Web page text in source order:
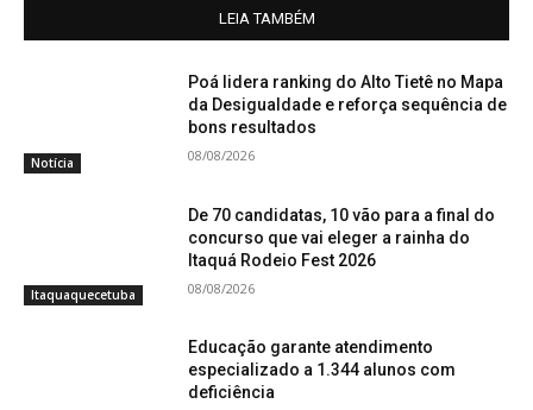
LEIA TAMBÉM
Notícia
Poá lidera ranking do Alto Tietê no Mapa
da Desigualdade e reforça sequência de
bons resultados
08/08/2026
Itaquaquecetuba
De 70 candidatas, 10 vão para a final do
concurso que vai eleger a rainha do
Itaquá Rodeio Fest 2026
08/08/2026
Educação garante atendimento
especializado a 1.344 alunos com
deficiência